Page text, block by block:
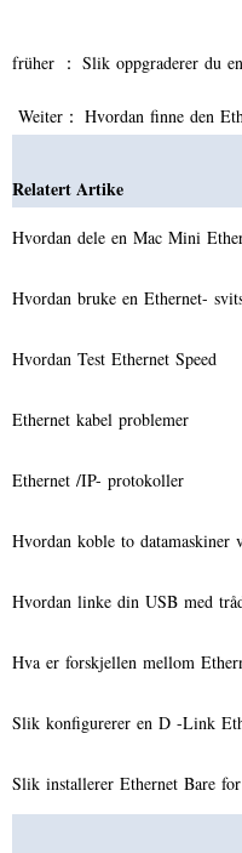
früher ： Slik oppgraderer du
Weiter： Hvordan finne den
Relatert Artike
Hvordan dele en Mac Mini
Hvordan bruke en Ethernet-
Hvordan Test Ethernet Speed ​​
Ethernet kabel problemer
Ethernet /IP- protokoller
Hvordan koble to
Hvordan linke din USB med
Hva er forskjellen mellom
Slik konfigurerer en D -Link
Slik installerer Ethernet Bare